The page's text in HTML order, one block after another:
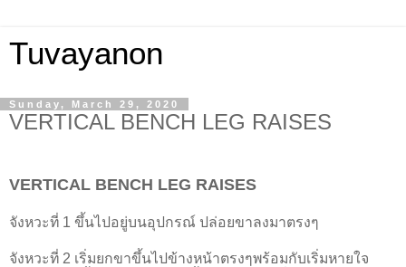
Tuvayanon
Sunday, March 29, 2020
VERTICAL BENCH LEG RAISES
VERTICAL BENCH LEG RAISES
จังหวะที่ 1 ขึ้นไปอยู่บนอุปกรณ์ ปล่อยขาลงมาตรงๆ
จังหวะที่ 2 เริ่มยกขาขึ้นไปข้างหน้าตรงๆพร้อมกับเริ่มหายใจ